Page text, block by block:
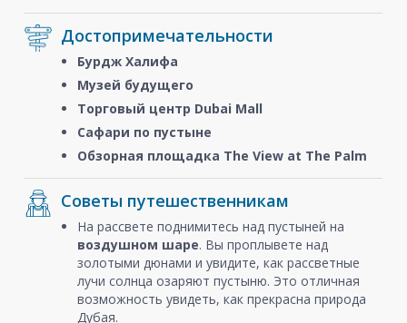
Достопримечательности
Бурдж Халифа
Музей будущего
Торговый центр Dubai Mall
Сафари по пустыне
Обзорная площадка The View at The Palm
Советы путешественникам
На рассвете поднимитесь над пустыней на
воздушном шаре. Вы проплывете над
золотыми дюнами и увидите, как рассветные
лучи солнца озаряют пустыню. Это отличная
возможность увидеть, как прекрасна природа
Дубая.